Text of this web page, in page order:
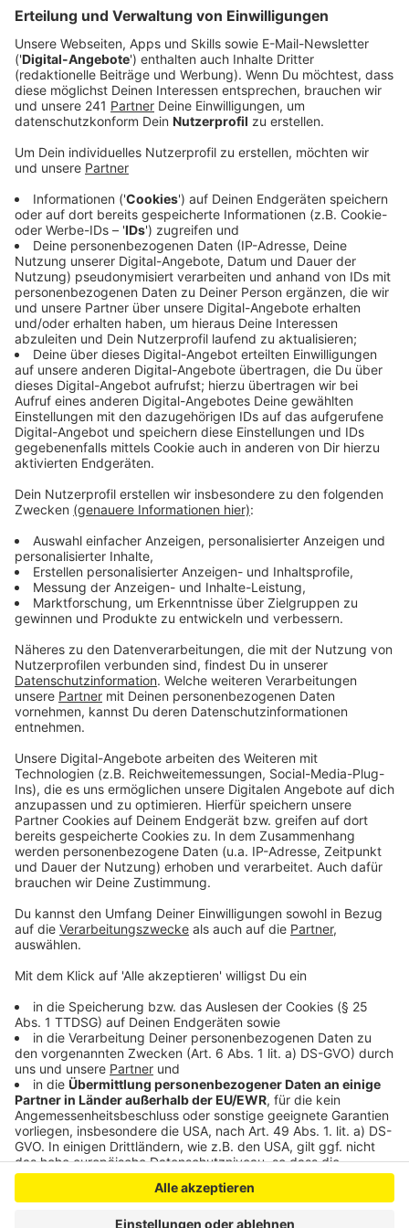
Anzeige
Was war dein lustigster Moment in der Redaktion?
Definitiv das Bier-Tasting, das wir uns für den Tag des
Bieres für die beiden Radio Berg-Moderatoren Markus
Hendrich und Basti Wirtz überlegt haben. Quasi ein
Contest: Wer erkennt mit verbundenen Augen die
meisten verschiedenen Bier-Sorten am Geschmack?
Kleines Moderatoren-Battle bei Radio Berg – natürlich
mit journalistischen Hintergrund. Ich war Organisator
des Spielchens: Also machte ich mich auf den Weg
zum Getränke-Händler meines Vertrauens und suchte
sorgsam und mit viel Abwägung diverse Sorten des
blonden Gebräus aus: Kölsch, Pils, Alt, Weizen, Helles,
Export, Lager, Belgisches Starkbier - was es halt so
gibt im klassischen Produkt-Portfolio eines Getränke-
Markts. Jeweils nur ein Fläschchen, versteht sich.
Denn der Wettkampf war für elf Uhr vormittags
angesetzt. Ein Frühschoppen quasi. Noch vor Bastis
Konferenz-Tisch war gedeckt mit Einheits-Gläsern,
gekühlten Bier. Verrückterweise hatten beide
Moderatoren deutlich Spaß an diesem
Programmbeitrag. Denn beim Eingießen, Schlürfen,
Schlucken - und der ersten verbalen Reaktion -
immer in Betrieb. Das Tasting sollte ja authentisch on
air wiedergegeben werden. Gut, das Belgische
Starkbier haben Markus und Basti beide recht schnell
erkannt. Aber zwischen Kölsch, Pils und Bayerisch Hell
Auch wenn unsere frischgebackenen Bier-Sommeliers
alles gaben, um die Verkostung für sich zu
entscheiden: Letztlich gab es ein gerechtes
Unentschieden zwischen den Moderatoren. Und beide
waren sich sehr einig: "Hartmann, das Beste was du je
bei Radio Berg getan hast: Bier kaufen."
Anzeige
Anzeige